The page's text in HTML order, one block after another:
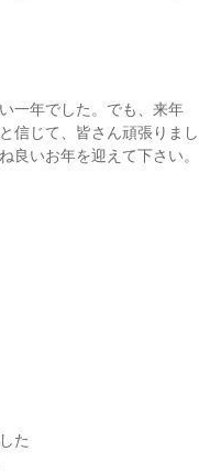
一年でした。 でも、来年
信じて、皆さん頑張りまし
良いお年を迎えて下さい。
た